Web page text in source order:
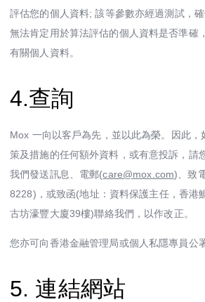
評估您的個人資料; 該等參數亦經過測試，
無法肯定用於算法評估的個人資料是否準確
有關個人資料。
4.查詢
Mox 一向以客戶為先，並以此為榮。因此，
策及措施的任何額外資料，或有意投訴，請
我們發送訊息、電郵(care@mox.com)、致
8228)，或致函(地址：資料保護主任，香港
古坊濠豐大廈39樓)聯絡我們，以作改正。
您亦可向香港金融管理局或個人私隱專員公
5. 連結網站